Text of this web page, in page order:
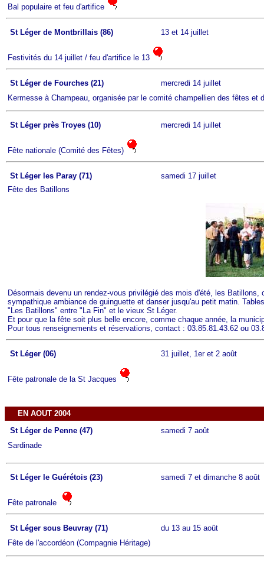
Bal populaire et feu d'artifice
St Léger de Montbrillais (86) 13 et 14 juillet
Festivités du 14 juillet / feu d'artifice le 13
St Léger de Fourches (21)
mercredi 14 juillet
Kermesse à Champeau, organisée par le comité champellien des fêtes et
St Léger près Troyes (10) mercredi 14 juillet
Fête nationale (Comité des Fêtes)
St Léger les Paray (71)
samedi 17 juillet
Fête des Batillons
Désormais devenu un rendez-vous privilégié des mois d'été, les
sympathique ambiance de guinguette et danser jusqu'au petit matin.
"Les Batillons" entre "La Fin" et le vieux St Léger.
Et pour que la fête soit plus belle encore, comme chaque année, la
Pour tous renseignements et réservations, contact : 03.85.81.43.62 ou
St Léger (06) 31 juillet, 1er et 2 août
Fête patronale de la St Jacques
EN AOUT 2004
St Léger de Penne (47)
samedi 7 août
Sardinade
St Léger le Guérétois (23) samedi 7 et dimanche 8 août
Fête patronale
St Léger sous Beuvray (71)
du 13 au 15 août
Fête de l'accordéon (Compagnie Héritage)